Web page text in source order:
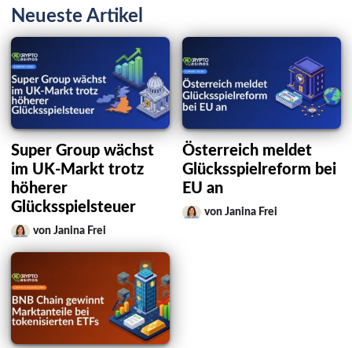
Neueste Artikel
Super Group wächst
im UK-Markt trotz
höherer
Glücksspielsteuer
von Janina Frei
Österreich meldet
Glücksspielreform bei
EU an
von Janina Frei